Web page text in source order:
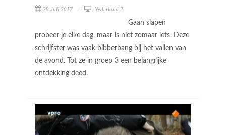
29 Juli 2017 Nederland 2
Gaan slapen
probeer je elke dag, maar is niet zomaar iets. Deze
schrijfster was vaak bibberbang bij het vallen van
de avond. Tot ze in groep 3 een belangrijke
ontdekking deed.